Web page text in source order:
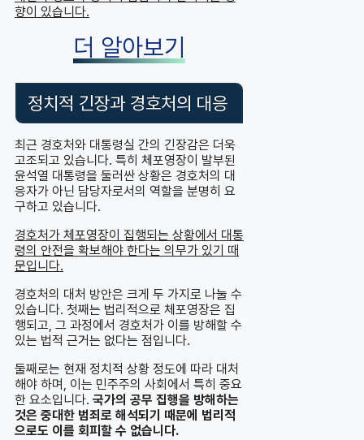
향이 있습니다.
더 알아보기
정치적 긴장과 경호처의 대응
최근 경호처와 대통령실 간의 긴장감은 더욱
고조되고 있습니다. 특히 체포영장이 발부된
윤석열 대통령을 둘러싼 상황은 경호처의 대
응자가 아닌 담당자로서의 역할을 분명히 요
구하고 있습니다.
경호처가 체포영장이 집행되는 상황에서 대통
령의 안전을 확보해야 한다는 의무가 있기 때
문입니다.
경호처의 대처 방안은 크게 두 가지로 나눌 수
있습니다. 첫째는 법리적으로 체포영장은 집
행되고, 그 과정에서 경호처가 이를 방해할 수
있는 법적 근거는 없다는 점입니다.
둘째로는 현재 정치적 상황 정도에 따라 대처
해야 하며, 이는 민주주의 사회에서 특히 중요
한 요소입니다. 국가의 공무 집행을 방해하는
것은 중대한 범죄로 해석되기 때문에 법리적
으로도 이를 회피할 수 없습니다.